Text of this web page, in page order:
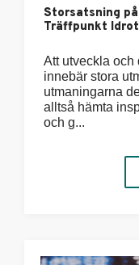
Storsatsning
Träffpunkt
Att utveckla och
innebär stora
utmaningarna
alltså hämta
och g...